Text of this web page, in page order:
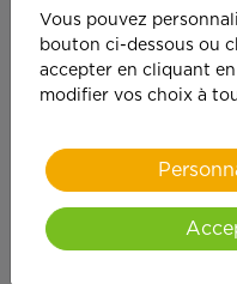
On est
Vous pouvez
bouton ci-dessous ou
accepter en cliquant
modifier vos choix à